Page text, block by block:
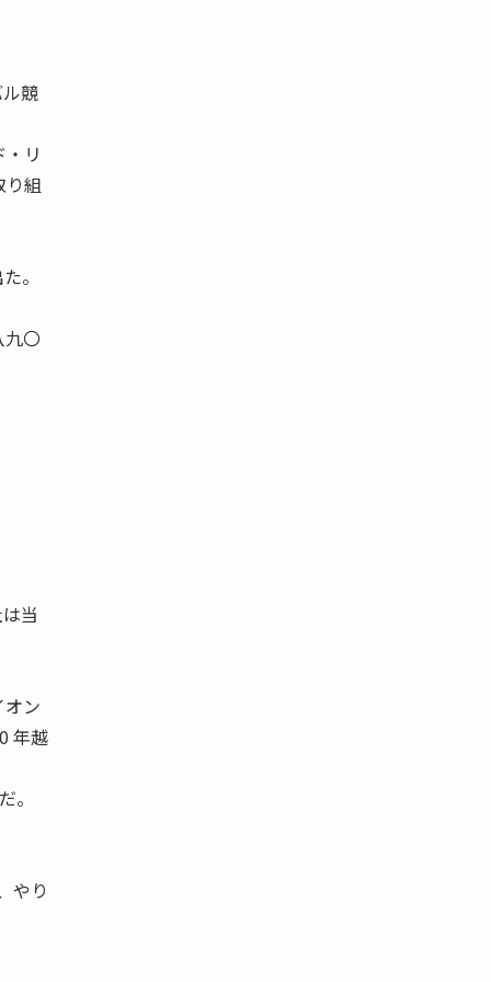
競
リ
り組
。
〇
当
ン
年越
。
やり